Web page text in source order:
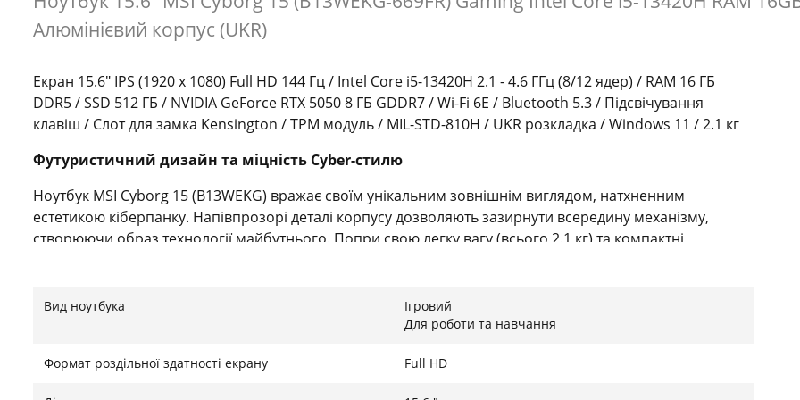
Алюмінієвий корпус (UKR)
Екран 15.6" IPS (1920 x 1080) Full HD 144 Гц / Intel Core i5-13420H 2.1 - 4.6 ГГц (8/12 ядер) / RAM 16 ГБ
DDR5 / SSD 512 ГБ / NVIDIA GeForce RTX 5050 8 ГБ GDDR7 / Wi-Fi 6E / Bluetooth 5.3 / Підсвічування
клавіш / Слот для замка Kensington / TPM модуль / MIL-STD-810H / UKR розкладка / Windows 11 / 2.1 кг
Футуристичний дизайн та міцність Cyber-стилю
Ноутбук MSI Cyborg 15 (B13WEKG) вражає своїм унікальним зовнішнім виглядом, натхненним
естетикою кіберпанку. Напівпрозорі деталі корпусу дозволяють зазирнути всередину механізму,
створюючи образ технології майбутнього. Попри свою легку вагу (всього 2.1 кг) та компактні
випробування за військовим стандартом MIL-STD-810H, що гарантує його стійкість до вібрацій,
перепадів температур та випадкових ударів у повсякденному використанні.
Продуктивність нового покоління з RTX 5050
Серцем цього ігрового монстра є сучасний процесор Intel Core i5-13420H з гібридною архітектурою,
Вид ноутбука
Ігровий
Для роботи та навчання
Формат роздільної здатності екрану Full HD